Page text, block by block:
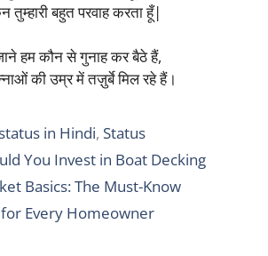
तुम्हारी बहुत परवाह करता हूँ|
हम कौन से गुनाह कर बैठे हैं,
की उम्र में तज़ुर्बे मिल रहे हैं।
in Hindi, Status
You Invest in Boat Decking
Basics: The Must-Know
Every Homeowner